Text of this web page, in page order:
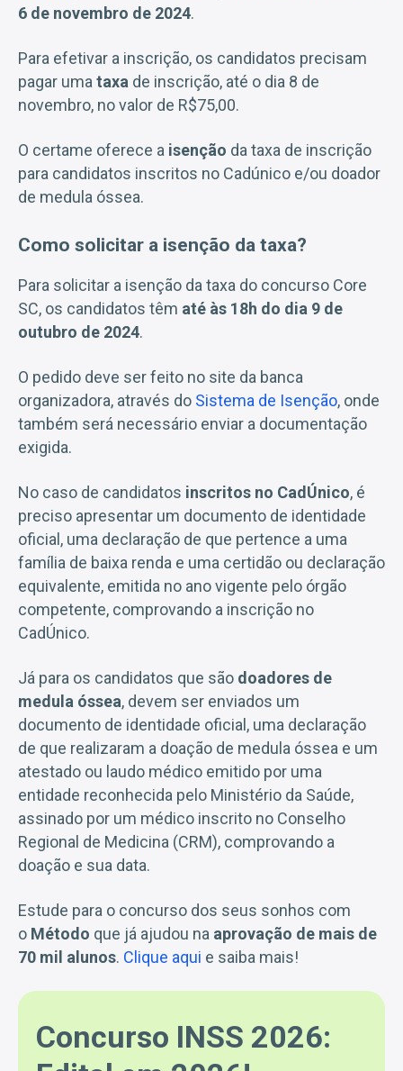
6 de novembro de 2024.
Para efetivar a inscrição, os candidatos precisam
pagar uma taxa de inscrição, até o dia 8 de
novembro, no valor de R$75,00.
O certame oferece a isenção da taxa de inscrição
para candidatos inscritos no Cadúnico e/ou doador
de medula óssea.
Como solicitar a isenção da taxa?
Para solicitar a isenção da taxa do concurso Core
SC, os candidatos têm até às 18h do dia 9 de
outubro de 2024.
O pedido deve ser feito no site da banca
organizadora, através do Sistema de Isenção, onde
também será necessário enviar a documentação
exigida.
No caso de candidatos inscritos no CadÚnico, é
preciso apresentar um documento de identidade
oficial, uma declaração de que pertence a uma
família de baixa renda e uma certidão ou declaração
equivalente, emitida no ano vigente pelo órgão
competente, comprovando a inscrição no
CadÚnico.
Já para os candidatos que são doadores de
medula óssea, devem ser enviados um
documento de identidade oficial, uma declaração
de que realizaram a doação de medula óssea e um
atestado ou laudo médico emitido por uma
entidade reconhecida pelo Ministério da Saúde,
assinado por um médico inscrito no Conselho
Regional de Medicina (CRM), comprovando a
doação e sua data.
Estude para o concurso dos seus sonhos com
o Método que já ajudou na aprovação de mais de
70 mil alunos. Clique aqui e saiba mais!
Concurso INSS 2026: